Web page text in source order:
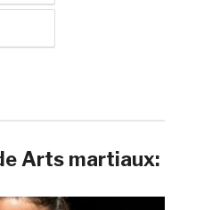
Arts martiaux: